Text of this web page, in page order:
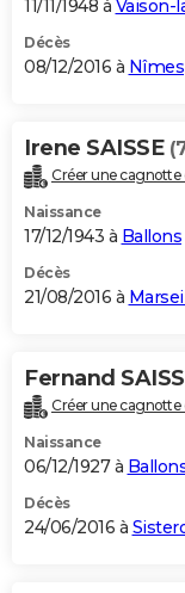
11/11/1948 à Vaison-
Décès
08/12/2016 à Nîmes
Irene SAISSE
Créer une cagnotte
Naissance
17/12/1943 à Ballons
Décès
21/08/2016 à
Fernand
Créer une cagnotte
Naissance
06/12/1927 à
Décès
24/06/2016 à